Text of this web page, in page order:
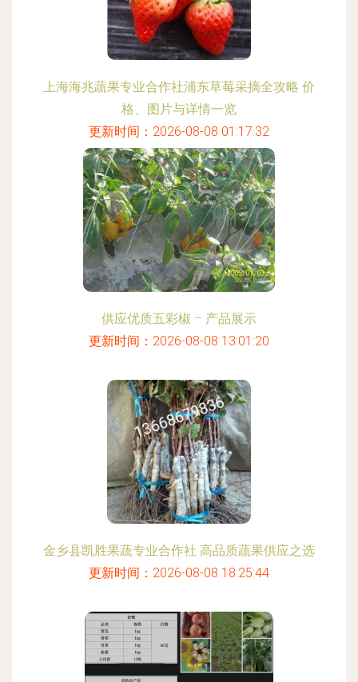
上海海兆蔬果专业合作社浦东草莓采摘全攻略 价
格、图片与详情一览
更新时间：2026-08-08 01:17:32
供应优质五彩椒 – 产品展示
更新时间：2026-08-08 13:01:20
金乡县凯胜果蔬专业合作社 高品质蔬果供应之选
更新时间：2026-08-08 18:25:44